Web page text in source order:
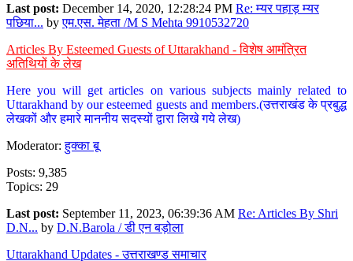
Last post: December 14, 2020, 12:28:24 PM Re: म्यर पहाड़ म्यर
पछिया... byएम.एस. मेहता /M S Mehta 9910532720
Articles By Esteemed Guests of Uttarakhand - विशेष आमंत्रित
अतिथियों के लेख
Here you will get articles on various subjects mainly related to
Uttarakhand by our esteemed guests and members.(उत्तराखंड के प्रबुद्ध
लेखकों और हमारे माननीय सदस्यों द्वारा लिखे गये लेख)
Moderator:हुक्का बू
Posts: 9,385
Topics: 29
Last post: September 11, 2023, 06:39:36 AM Re: Articles By Shri
D.N... by D.N.Barola / डी एन बड़ोला
Uttarakhand Updates - उत्तराखण्ड समाचार